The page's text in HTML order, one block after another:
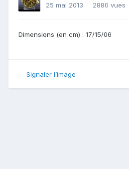
25 mai 2013 2880 vues
Dimensions (en cm) : 17/15/06
Signaler l’image